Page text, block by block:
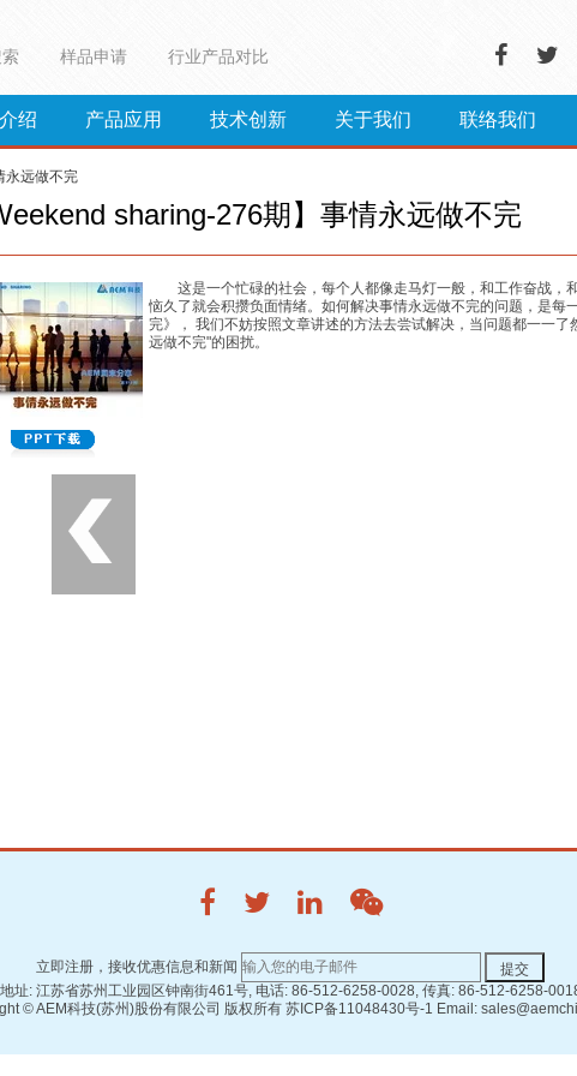
样品申请 行业产品对比
绍 产品应用 技术创新 关于我们 联络我们
永远做不完
sharing-276期】事情永远做不完
这是一个忙碌的社会，每个人都像走马灯一般，和工作奋战
恼久了就会积攒负面情绪。如何解决事情永远做不完的问题，是
完》， 我们不妨按照文章讲述的方法去尝试解决，当问题都一一
远做不完"的困扰。
立即注册，接收优惠信息和新闻
地址: 江苏省苏州工业园区钟南街461号, 电话: 86-512-6258-0028, 传真: 86-512-6258-
©AEM科技(苏州)股份有限公司 版权所有 苏ICP备11048430号-1 Email: